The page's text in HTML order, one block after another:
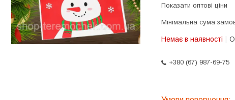
Показати оптові ціни
Мінімальна сума
Немає в наявності
+380 (67) 987-69-75